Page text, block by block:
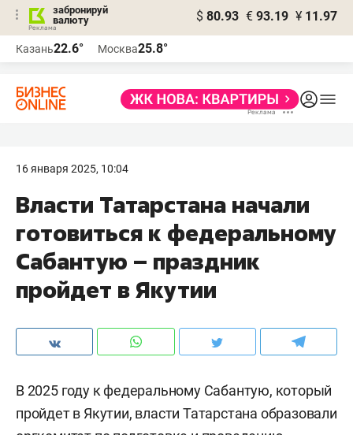
забронируй
валюту
$ 80.93 € 93.19 ¥ 11.97
Казань22.6° Москва25.8°
16 января 2025, 10:04
Власти Татарстана начали
готовиться к федеральному
Сабантую – праздник
пройдет в Якутии
В 2025 году к федеральному Сабантую, который
пройдет в Якутии, власти Татарстана образовали